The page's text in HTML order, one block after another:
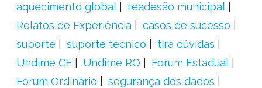
aquecimento global
readesão municipal
Relatos de Experiência
casos de sucesso
suporte
suporte tecnico
tira dúvidas
Undime CE
Undime RO
Fórum Estadual
Fórum Ordinário
segurança dos dados